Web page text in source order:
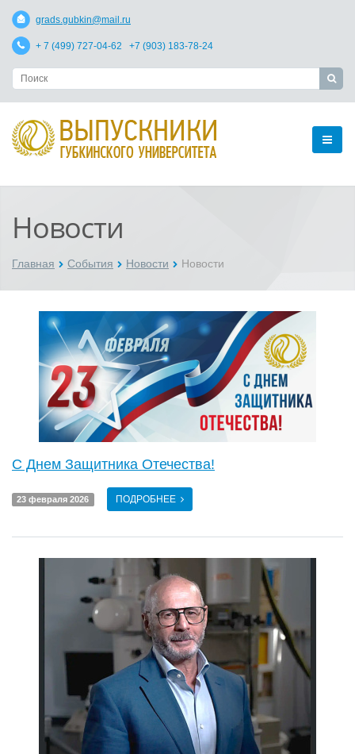
grads.gubkin@mail.ru
+ 7 (499) 727-04-62 +7 (903) 183-78-24
Новости
Главная События Новости Новости
C Днем Защитника Отечества!
23 февраля 2026 ПОДРОБНЕЕ